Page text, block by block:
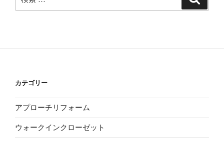
索:
カテゴリー
アプローチリフォーム
ウォークインクローゼット